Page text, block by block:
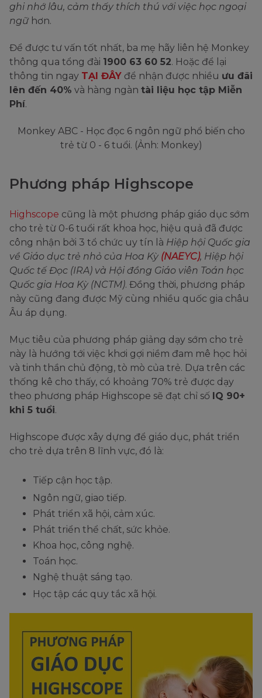
ghi nhớ lâu, cảm thấy thích thú với việc học ngoại
ngữhơn.
Để được tư vấn tốt nhất, ba mẹ hãy liên hệ Monkey
thông qua tổng đài 1900 63 60 52. Hoặc để lại
thông tin ngay TẠI ĐÂY để nhận được nhiều ưu đãi
lên đến 40% và hàng ngàn tài liệu học tập Miễn
Phí.
Monkey ABC - Học đọc 6 ngôn ngữ phổ biến cho
trẻ từ 0 - 6 tuổi. (Ảnh: Monkey)
Phương pháp Highscope
Highscope cũng là một phương pháp giáo dục sớm
cho trẻ từ 0-6 tuổi rất khoa học, hiệu quả đã được
công nhận bởi 3 tổ chức uy tín là Hiệp hội Quốc gia
về Giáo dục trẻ nhỏ của Hoa Kỳ (NAEYC), Hiệp hội
Quốc tế Đọc (IRA) và Hội đồng Giáo viên Toán học
Quốc gia Hoa Kỳ (NCTM). Đồng thời, phương pháp
này cũng đang được Mỹ cùng nhiều quốc gia châu
Âu áp dụng.
Mục tiêu của phương pháp giảng dạy sớm cho trẻ
này là hướng tới việc khơi gợi niềm đam mê học hỏi
và tinh thần chủ động, tò mò của trẻ. Dựa trên các
thống kê cho thấy, có khoảng 70% trẻ được dạy
theo phương pháp Highscope sẽ đạt chỉ số IQ 90+
khi 5 tuổi.
Highscope được xây dựng để giáo dục, phát triển
cho trẻ dựa trên 8 lĩnh vực, đó là:
Tiếp cận học tập.
Ngôn ngữ, giao tiếp.
Phát triển xã hội, cảm xúc.
Phát triển thể chất, sức khỏe.
Khoa học, công nghệ.
Toán học.
Nghệ thuật sáng tạo.
Học tập các quy tắc xã hội.